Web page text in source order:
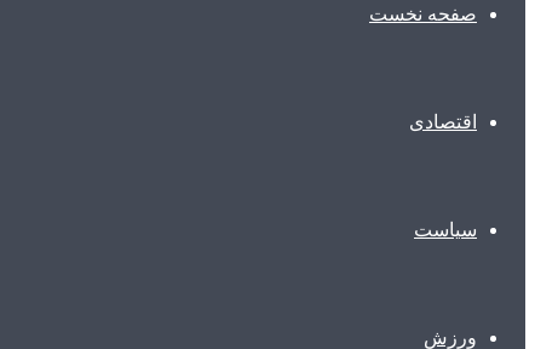
صفحه نخست
اقتصادی
سیاست
ورزش